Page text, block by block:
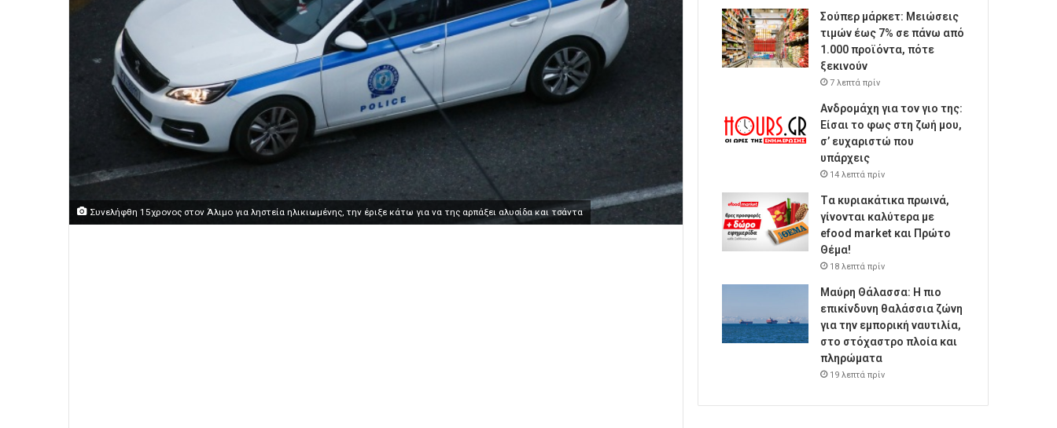
Συνελήφθη 15χρονος στον Άλιμο για ληστεία ηλικιωμένης, την έριξε κάτω για να της αρπάξει αλυσίδα και τσάντα
Σούπερ μάρκετ: Μειώσεις
τιμών έως 7% σε πάνω από
1.000 προϊόντα, πότε
ξεκινούν
7 λεπτά πρίν
Ανδρομάχη για τον γιο της:
Είσαι το φως στη ζωή μου,
σ’ ευχαριστώ που
υπάρχεις
14 λεπτά πρίν
Tα κυριακάτικα πρωινά,
γίνονται καλύτερα με
efood market και Πρώτο
Θέμα!
18 λεπτά πρίν
Μαύρη Θάλασσα: Η πιο
επικίνδυνη θαλάσσια ζώνη
για την εμπορική ναυτιλία,
στο στόχαστρο πλοία και
πληρώματα
19 λεπτά πρίν